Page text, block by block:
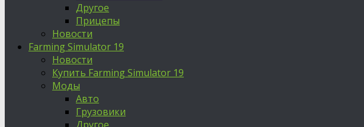
Другое
Прицепы
Новости
Farming Simulator 19
Новости
Купить Farming Simulator 19
Моды
Авто
Грузовики